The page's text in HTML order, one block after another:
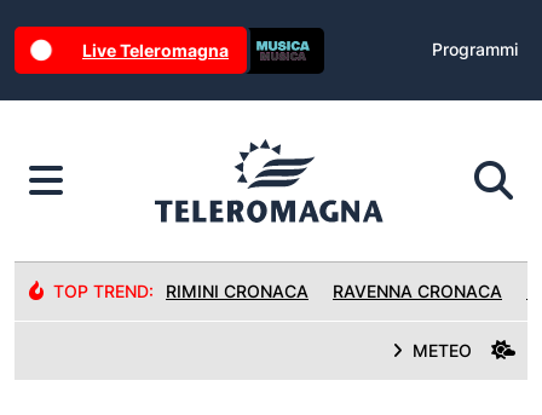
Live Teleromagna Programmi
TOP TREND: RIMINI CRONACA RAVENNA CRONACA
METEO